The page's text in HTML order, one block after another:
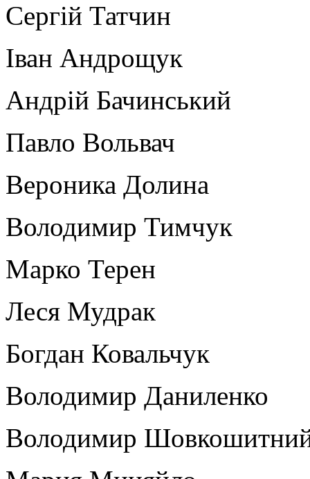
Сергій Татчин
Іван Андрощук
Андрій Бачинський
Павло Вольвач
Вероника Долина
Володимир Тимчук
Марко Терен
Леся Мудрак
Богдан Ковальчук
Володимир Даниленко
Володимир